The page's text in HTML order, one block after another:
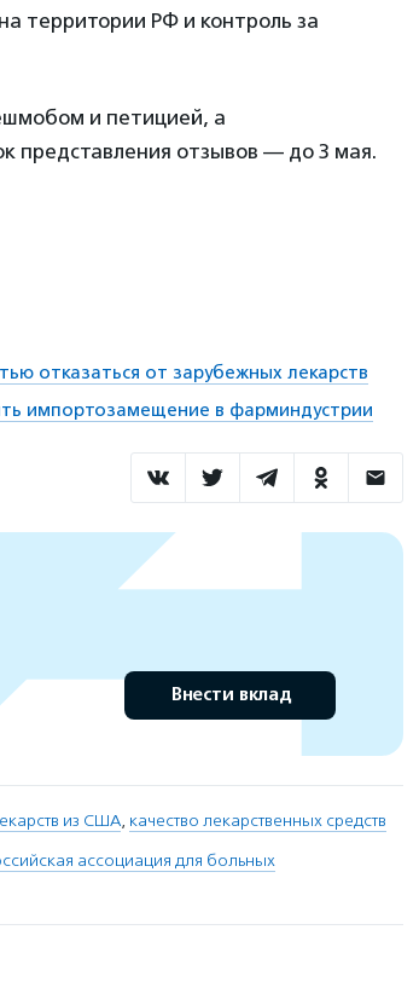
территории РФ и контроль за
и петицией, а
представления отзывов — до 3 мая.
отказаться от зарубежных лекарств
импортозамещение в фарминдустрии
Внести вклад
из США, качество лекарственных средств
ассоциация для больных